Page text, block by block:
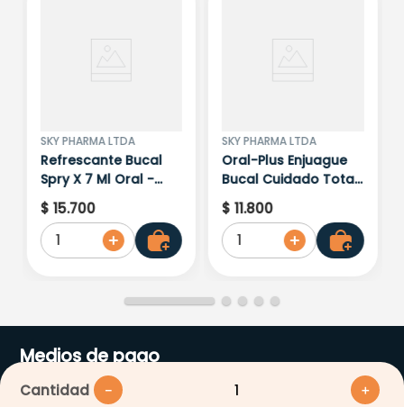
Cantidad ＋
－
SKY PHARMA LTDA
Refrescante Bucal
Spry X 7 Ml Oral -
Plus
$ 15.700
1
SKY PHARMA LTDA
Oral-Plus Enjuague
Bucal Cuidado Total
X 500 Ml
$ 11.800
1
Medios de pago